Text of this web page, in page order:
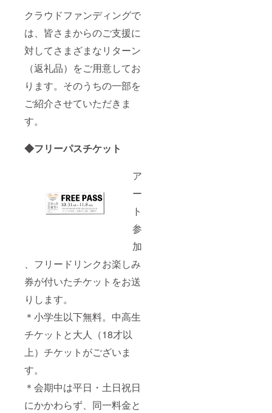
クラウドファンディングで
は、皆さまからのご支援に
対してさまざまなリターン
（返礼品）をご用意してお
ります。そのうちの一部を
ご紹介させていただきま
す。
◆フリーパスチケット
ア
ー
ト
参
加
、フリードリンクお楽しみ
券が付いたチケットをお送
りします。
＊小学生以下無料。中高生
チケットと大人（18才以
上）チケットがございま
す。
＊会期中は平日・土日祝日
にかかわらず、同一料金と